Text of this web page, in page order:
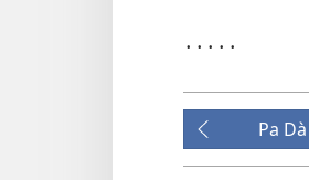
․․․․․
Pa Dà